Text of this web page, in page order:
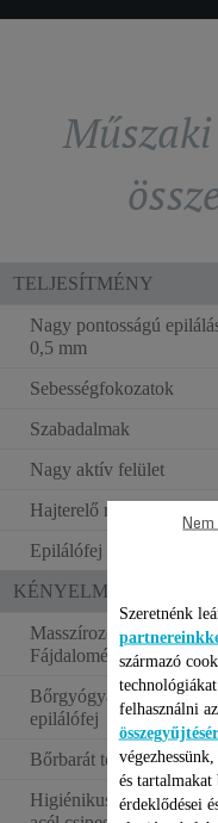
TELJESÍTMÉNY
Nagy pontosságú
0,5 mm
Sebességfokozatok
Szabadalmak
Nagy aktív felület
Hajterelő rendszer
Epilálófej technológia
KÉNYELMI FUNKCIÓK
Masszírozó gömbök /
Fájdalomérzet-
Bőrgyógyászok által
epilálófej
Bőrbarát technológia
Higiénikus rozsdamentes
Szeretnénk
származó
felhasználni
és tartalmakat
érdeklődései